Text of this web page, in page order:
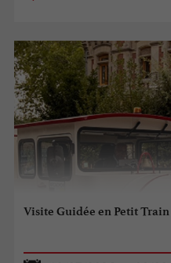
Visite Guidée en Petit